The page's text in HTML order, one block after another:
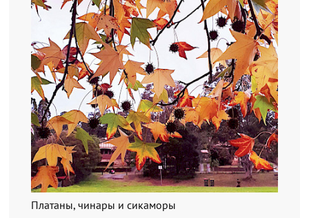
Платаны, чинары и сикаморы